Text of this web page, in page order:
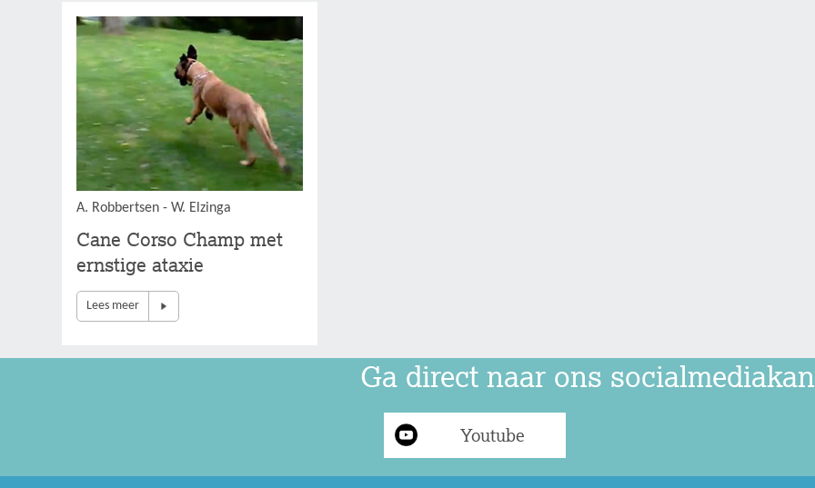
A. Robbertsen - W. Elzinga
Cane Corso Champ met
ernstige ataxie
Lees meer
Ga direct naar ons
Youtube